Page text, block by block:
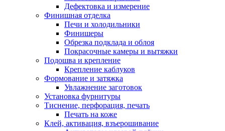
Дефектовка и измерение
Финишная отделка
Печи и холодильники
Финишеры
Обрезка подклада и облоя
Покрасочные камеры и вытяжки
Подошва и крепление
Крепление каблуков
Формование и затяжка
Увлажнение заготовок
Установка фурнитуры
Тиснение, перфорация, печать
Печать на коже
Клей, активация, взъерошивание